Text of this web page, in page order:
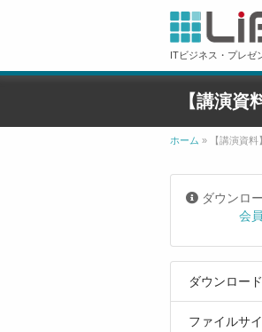
ITビジネス・プレゼ
【講演
ホーム » 【講演資
ダウンロ
会
ダウンロード
ファイルサ